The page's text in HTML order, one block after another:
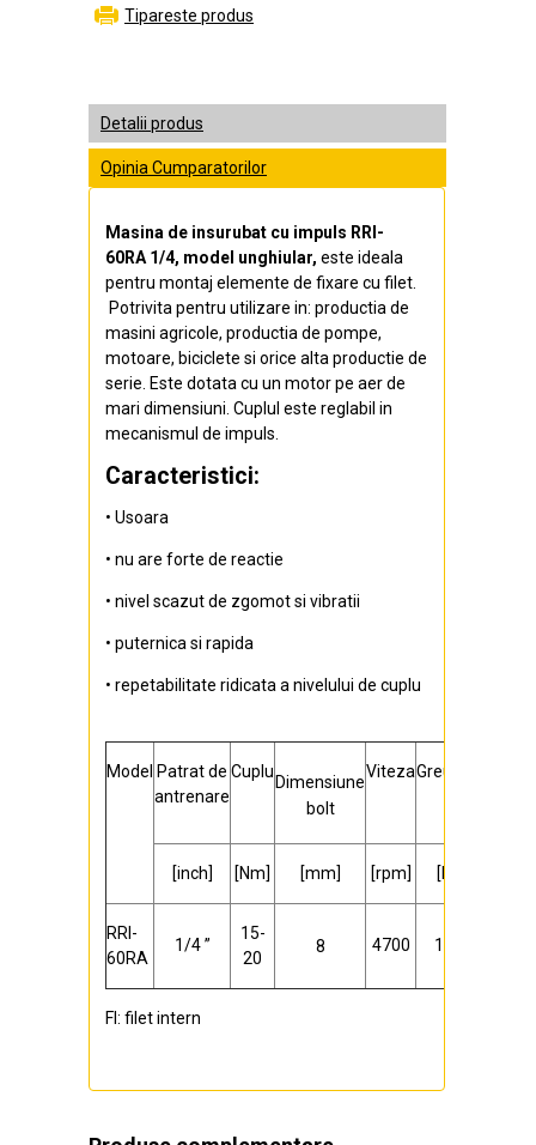
Tipareste produs
Detalii produs
Opinia Cumparatorilor
Masina de insurubat cu impuls RRI-
60RA 1/4, model unghiular, este ideala
pentru montaj elemente de fixare cu filet.
Potrivita pentru utilizare in: productia de
masini agricole, productia de pompe,
motoare, biciclete si orice alta productie de
serie. Este dotata cu un motor pe aer de
mari dimensiuni. Cuplul este reglabil in
mecanismul de impuls.
Caracteristici:
• Usoara
• nu are forte de reactie
• nivel scazut de zgomot si vibratii
• puternica si rapida
• repetabilitate ridicata a nivelului de cuplu
Model Patrat de
antrenare
Cuplu
Dimensiune
bolt
VitezaGreutate
[inch] [Nm] [mm] [rpm] [kg]
RRI-
60RA
1/4 ”
15-
20
8 4700 1,30
FI: filet intern